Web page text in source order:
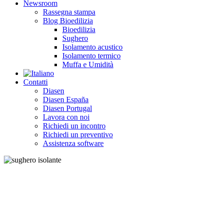
Newsroom
Rassegna stampa
Blog Bioedilizia
Bioedilizia
Sughero
Isolamento acustico
Isolamento termico
Muffa e Umidità
Contatti
Diasen
Diasen España
Diasen Portugal
Lavora con noi
Richiedi un incontro
Richiedi un preventivo
Assistenza software